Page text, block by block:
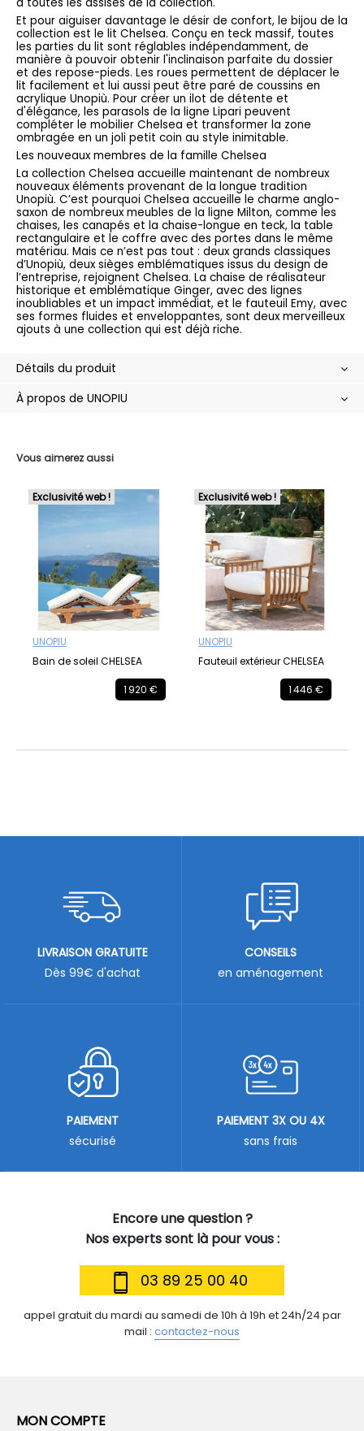
Vous aimerez aussi
Exclusivité web !
UNOPIU
Bain de soleil CHELSEA
1 920 €
Exclusivité web !
UNOPIU
Fauteuil extérieur CHELSEA
1 446 €
Et pour aiguiser davantage le désir de confort, le bijou de la
collection est le lit Chelsea. Conçu en teck massif, toutes
les parties du lit sont réglables indépendamment, de
manière à pouvoir obtenir l'inclinaison parfaite du dossier
et des repose-pieds. Les roues permettent de déplacer le
lit facilement et lui aussi peut être paré de coussins en
acrylique Unopiù. Pour créer un ilot de détente et
d'élégance, les parasols de la ligne Lipari peuvent
compléter le mobilier Chelsea et transformer la zone
ombragée en un joli petit coin au style inimitable.
Les nouveaux membres de la famille Chelsea
La collection Chelsea accueille maintenant de nombreux
nouveaux éléments provenant de la longue tradition
Unopiù. C’est pourquoi Chelsea accueille le charme anglo-
saxon de nombreux meubles de la ligne Milton, comme les
chaises, les canapés et la chaise-longue en teck, la table
rectangulaire et le coffre avec des portes dans le même
matériau. Mais ce n’est pas tout : deux grands classiques
d’Unopiù, deux sièges emblématiques issus du design de
l’entreprise, rejoignent Chelsea. La chaise de réalisateur
historique et emblématique Ginger, avec des lignes
inoubliables et un impact immédiat, et le fauteuil Emy, avec
ses formes fluides et enveloppantes, sont deux merveilleux
ajouts à une collection qui est déjà riche.
Détails du produit
À propos de UNOPIU
Encore une question ?
Nos experts sont là pour vous :
03 89 25 00 40
appel gratuit du mardi au samedi de 10h à 19h et 24h/24 par
mail : contactez-nous
LIVRAISON GRATUITE
Dès 99€ d'achat
CONSEILS
en aménagement
PAIEMENT
sécurisé
PAIEMENT 3X OU 4X
sans frais
MON COMPTE